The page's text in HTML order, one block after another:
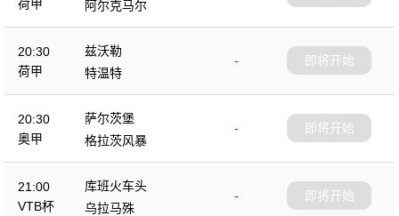
荷甲
阿尔克马尔
20:30
荷甲
兹沃勒
-
特温特
即将开始
20:30
奥甲
萨尔茨堡
-
格拉茨风暴
即将开始
21:00
VTB杯
库班火车头
-
乌拉马殊
即将开始